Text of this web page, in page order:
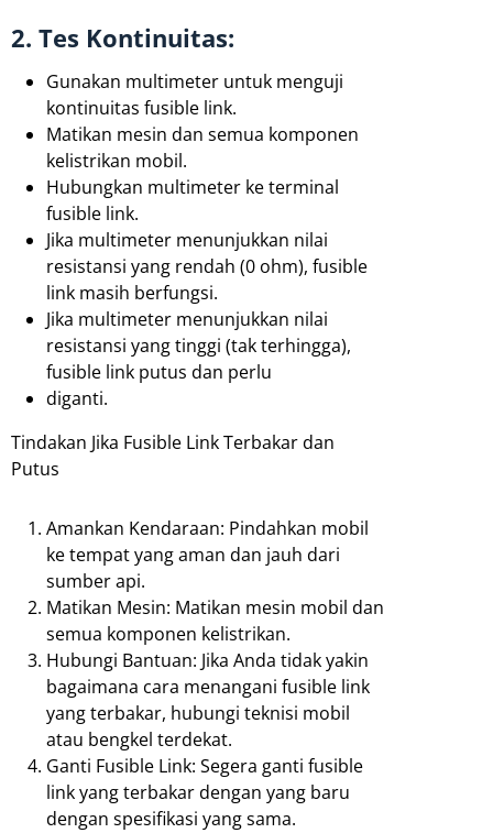
2. Tes Kontinuitas:
Gunakan multimeter untuk menguji
kontinuitas fusible link.
Matikan mesin dan semua komponen
kelistrikan mobil.
Hubungkan multimeter ke terminal
fusible link.
Jika multimeter menunjukkan nilai
resistansi yang rendah (0 ohm), fusible
link masih berfungsi.
Jika multimeter menunjukkan nilai
resistansi yang tinggi (tak terhingga),
fusible link putus dan perlu
diganti.
Tindakan Jika Fusible Link Terbakar dan
Putus
Amankan Kendaraan: Pindahkan mobil
ke tempat yang aman dan jauh dari
sumber api.
Matikan Mesin: Matikan mesin mobil dan
semua komponen kelistrikan.
Hubungi Bantuan: Jika Anda tidak yakin
bagaimana cara menangani fusible link
yang terbakar, hubungi teknisi mobil
atau bengkel terdekat.
Ganti Fusible Link: Segera ganti fusible
link yang terbakar dengan yang baru
dengan spesifikasi yang sama.